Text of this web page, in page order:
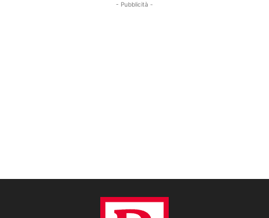
- Pubblicità -